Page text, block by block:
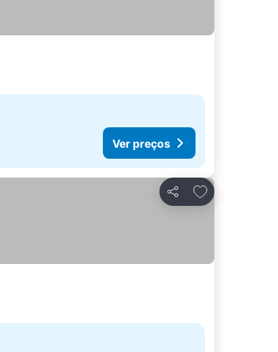
Ver preços
Partilhar
Adicionar aos